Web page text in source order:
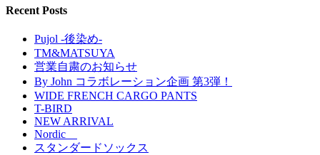
Recent Posts
Pujol -後染め-
TM&MATSUYA
営業自粛のお知らせ
By John コラボレーション企画 第3弾！
WIDE FRENCH CARGO PANTS
T-BIRD
NEW ARRIVAL
Nordic
スタンダードソックス